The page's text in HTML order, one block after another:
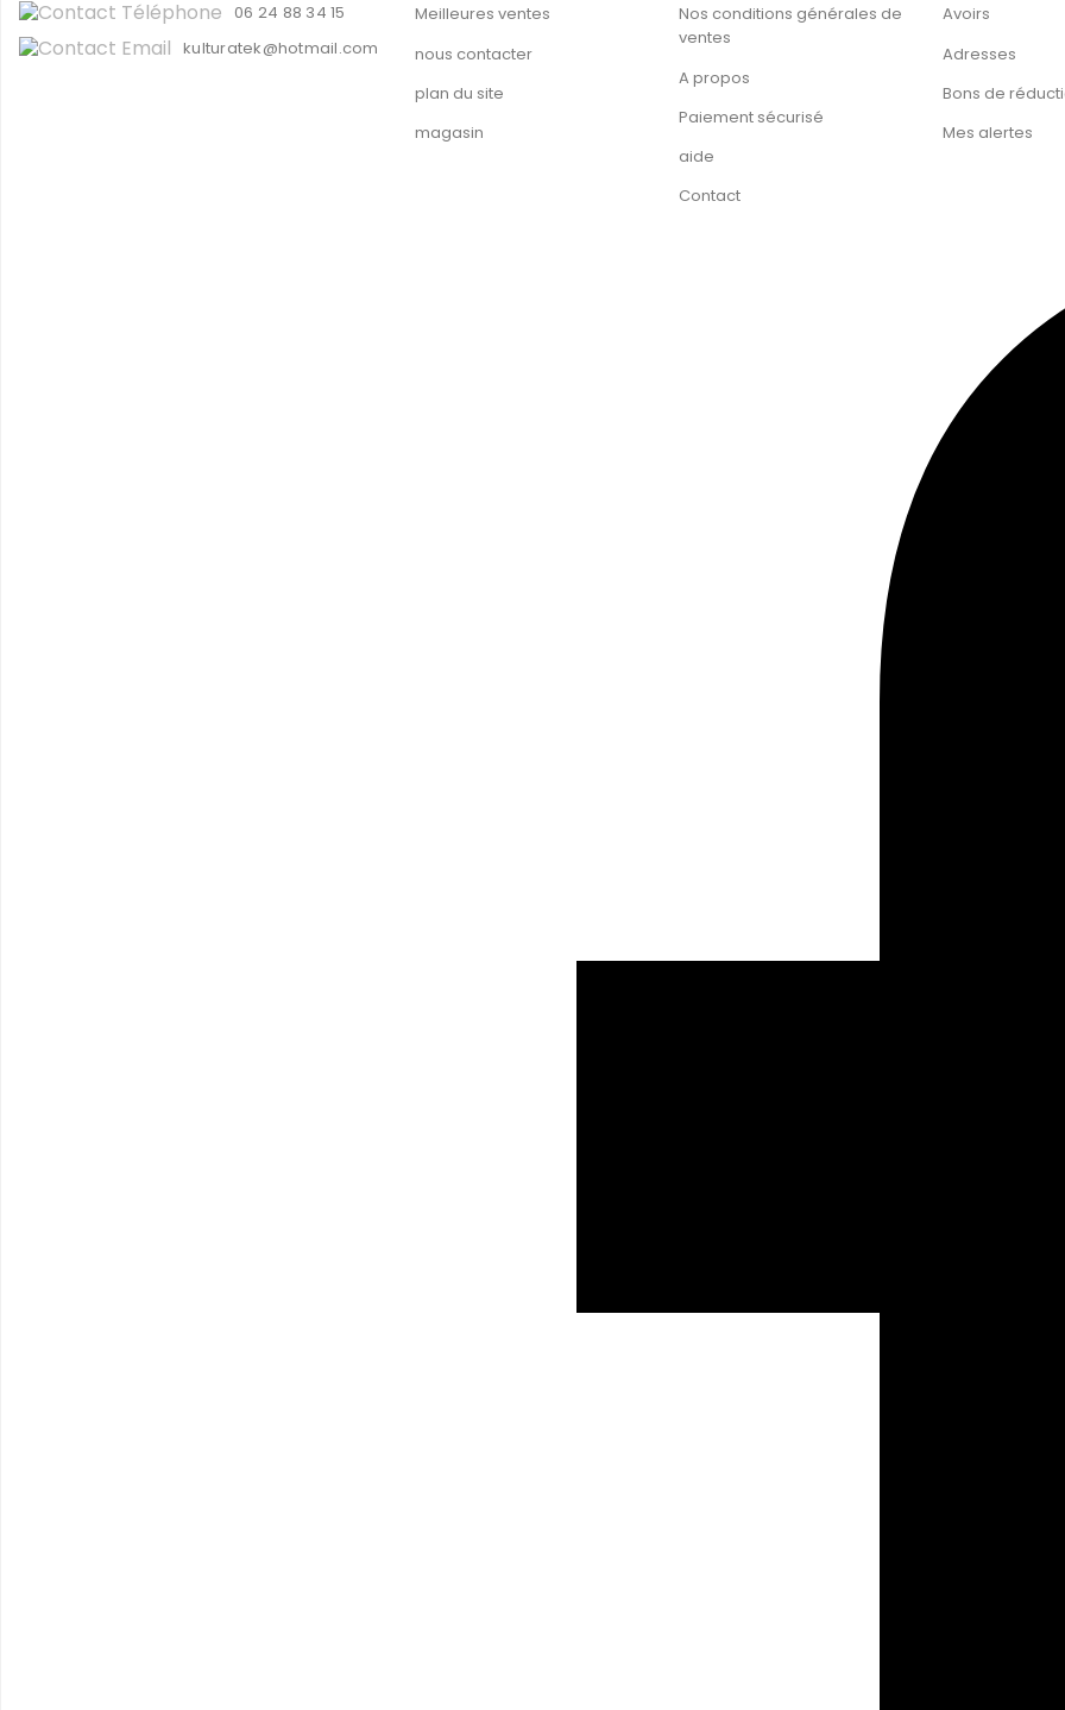
06 24 88 34 15
kulturatek@hotmail.com
Meilleures ventes
nous contacter
plan du site
magasin
Nos conditions générales de
ventes
A propos
Paiement sécurisé
aide
Contact
Avoirs
Adresses
Bons de
Mes alertes